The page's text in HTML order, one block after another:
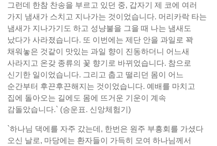
그런데 한참 찬송을 부르고 있던 중, 갑자기 제 코에 여러
가지 냄새가 스치고 지나가는 것이었습니다. 머리카락 타는
냄새가 지나가기도 하고 성냥불을 그을 때 나는 냄새도
났다가 사라졌습니다. 또 이번에는 제단 안을 과일로 꽉
채워놓은 것같이 맛있는 과일 향이 진동하더니 어느새
사라지고 온갖 종류의 꽃 향기로 바뀌었습니다. 참으로
신기한 일이었습니다. 그리고 춥고 떨리던 몸이 어느
순간부터 후끈후끈해지는 것이었습니다. 예배를 마치고
집에 돌아오는 길에도 몸에 뜨거운 기운이 계속
감돌았습니다.` (승운표. 신앙체험기)
`하나님 댁에를 자주 갔는데, 한번은 원주 부흥회를 가셨다
오신 날로, 마당에는 환자들이 가득히 모여 하나님께서